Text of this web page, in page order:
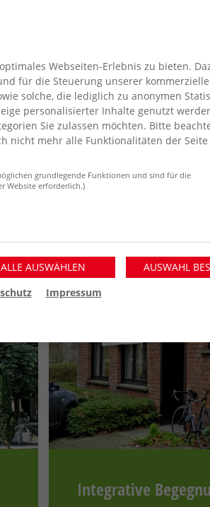
Einrichtung zur
Wesel
Reha Wesel: Angebot
Integrative
Webseiten-Erlebnis zu bieten.
für die Steuerung unserer
solche, die lediglich zu anonymen
personalisierter Inhalte genutzt
Sie zulassen möchten. Bitte
nicht mehr alle Funktionalitäten der
grundlegende Funktionen und sind für die
Website erforderlich.)
ALLE AUSWÄHLEN
AUSWAHL
Impressum